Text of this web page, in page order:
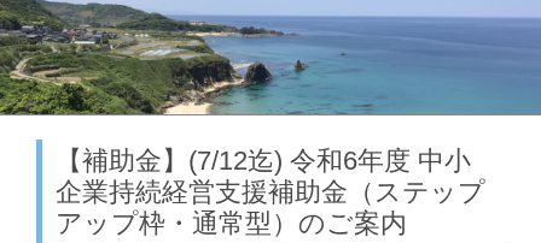
【補助金】(7/12迄) 令和6年度 中小
企業持続経営支援補助金（ステップ
アップ枠・通常型）のご案内